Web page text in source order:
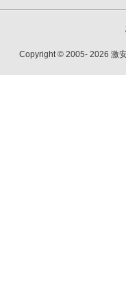
Copyright © 2005- 2026 激